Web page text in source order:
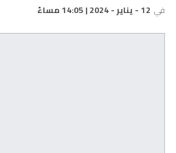
في12 - يناير - 2024 | 14:05 مساءً